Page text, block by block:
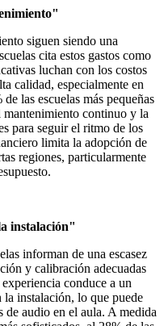
siguen siendo una
cita estos gastos como
luchan con los costos
calidad, especialmente en
las escuelas más pequeñas
mantenimiento continuo y la
para seguir el ritmo de los
limita la adopción de
regiones, particularmente
instalación"
informan de una escasez
y calibración adecuadas
conduce a un
instalación, lo que puede
de audio en el aula. A medida